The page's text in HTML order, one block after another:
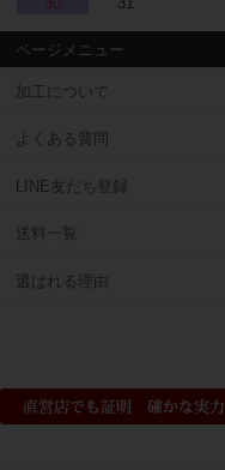
ページメニュー
加工について
よくある質問
LINE友だち登録
送料一覧
選ばれる理由